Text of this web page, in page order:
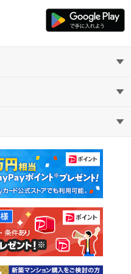
中古マンション
中古一戸建て
土地
教えて！住まいの先生